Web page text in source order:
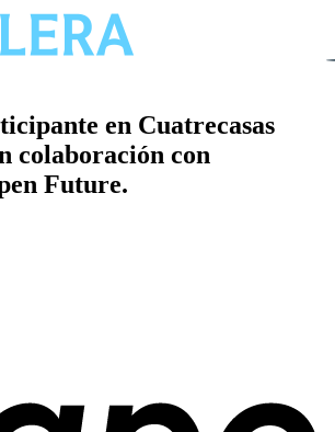
en Cuatrecasas
colaboración con
Future.